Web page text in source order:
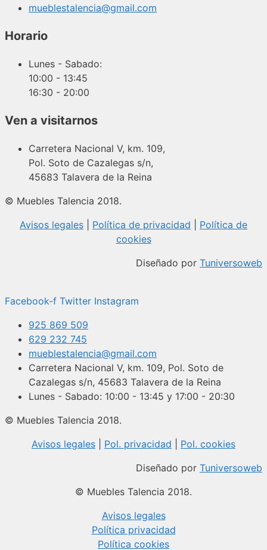
mueblestalencia@gmail.com
Horario
Lunes - Sabado:
10:00 - 13:45
16:30 - 20:00
Ven a visitarnos
Carretera Nacional V, km. 109,
Pol. Soto de Cazalegas s/n,
45683 Talavera de la Reina
© Muebles Talencia 2018.
Avisos legales
Política de privacidad
Política de
cookies
Diseñado por Tuniversoweb
Facebook-f Twitter Instagram
925 869 509
629 232 745
mueblestalencia@gmail.com
Carretera Nacional V, km. 109, Pol. Soto de
Cazalegas s/n, 45683 Talavera de la Reina
Lunes - Sabado: 10:00 - 13:45 y 17:00 - 20:30
© Muebles Talencia 2018.
Avisos legales
Pol. privacidad
Pol. cookies
Diseñado por Tuniversoweb
© Muebles Talencia 2018.
Avisos legales
Política privacidad
Política cookies